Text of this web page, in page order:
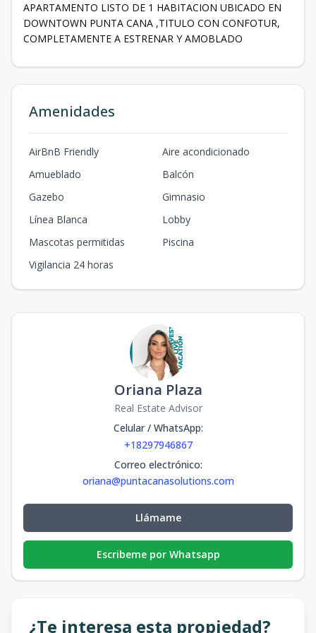
APARTAMENTO LISTO DE 1 HABITACION UBICADO EN
DOWNTOWN PUNTA CANA ,TITULO CON CONFOTUR,
COMPLETAMENTE A ESTRENAR Y AMOBLADO
Amenidades
AirBnB Friendly
Aire acondicionado
Amueblado
Balcón
Gazebo
Gimnasio
Línea Blanca
Lobby
Mascotas permitidas
Piscina
Vigilancia 24 horas
Oriana Plaza
Real Estate Advisor
Celular / WhatsApp:
+18297946867
Correo electrónico:
oriana@puntacanasolutions.com
Llámame
Escribeme por Whatsapp
¿Te interesa esta propiedad?